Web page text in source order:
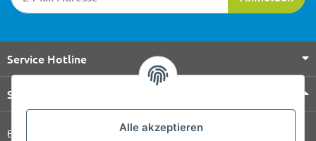
Alle akzeptieren
Service Hotline
Shop Service
Barrierefreiheitserklärung